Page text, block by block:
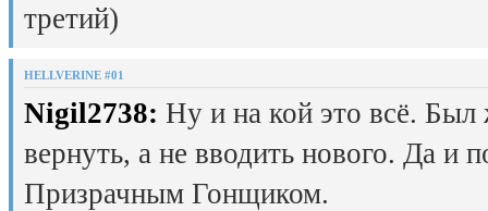
третий)
HELLVERINE #01
Nigil2738: Ну и на кой это всё.
вернуть, а не вводить нового. Да и
Призрачным Гонщиком.